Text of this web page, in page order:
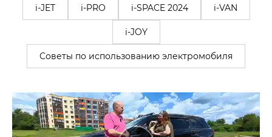
i-JET i-PRO i-SPACE 2024 i-VAN
i-JOY
Советы по использованию электромобиля